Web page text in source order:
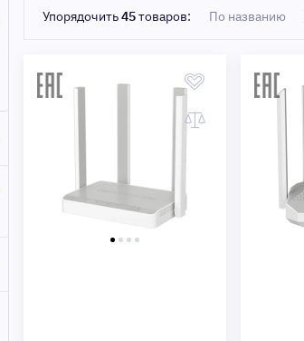
Упорядочить45товаров: По названию